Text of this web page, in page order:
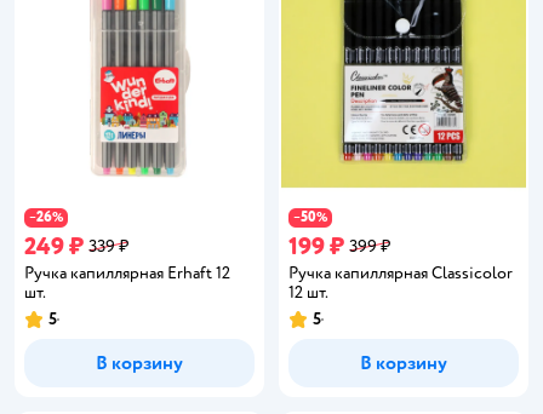
−26%
249 ₽ 339 ₽
Ручка капиллярная Erhaft 12
шт.
Рейтинг:
5
В корзину
−50%
199 ₽ 399 ₽
Ручка капиллярная Classicolor
12 шт.
Рейтинг:
5
В корзину